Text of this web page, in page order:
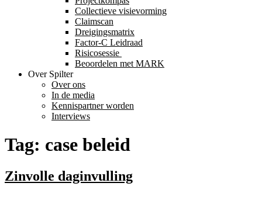
Collectieve visievorming
Claimscan
Dreigingsmatrix
Factor-C Leidraad
Risicosessie ​
Beoordelen met MARK
Over Spilter
Over ons
In de media
Kennispartner worden
Interviews
Tag: case beleid
Zinvolle daginvulling